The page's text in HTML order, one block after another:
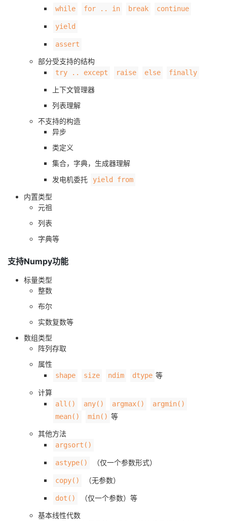
while for .. in break continue
yield
assert
部分受支持的结构
try .. except raise else finally
上下文管理器
列表理解
不支持的构造
异步
类定义
集合，字典，生成器理解
发电机委托
yield from
内置类型
元祖
列表
字典等
支持Numpy功能
标量类型
整数
布尔
实数复数等
数组类型
阵列存取
属性
shape size ndim dtype 等
计算
all() any() argmax()
argmin()
mean()
min() 等
其他方法
argsort()
astype() （仅一个参数形式）
copy() （无参数）
dot()
（仅一个参数）等
基本线性代数